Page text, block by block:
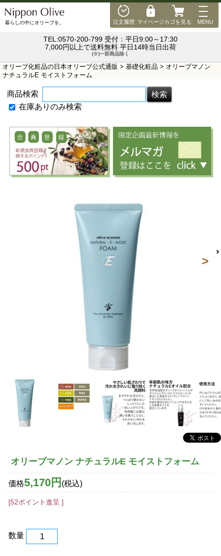
注文履歴 マイページカゴを見る
MENU
MENU
暮らしの中にオリーブを。
TEL:0570-200-799 受付：平日9:00～17:30
7,000円以上で送料無料 平日14時当日出荷
(※)一部商品除く
オリーブ化粧品の日本オリーブ公式通販 > 基礎化粧品 > オリーブマノン
ナチュラルE モイストフォーム
商品検索
在庫ありのみ検索
オリーブマノン ナチュラルE モイストフォーム
価格5,170円 (税込)
[52ポイント進呈 ]
数量